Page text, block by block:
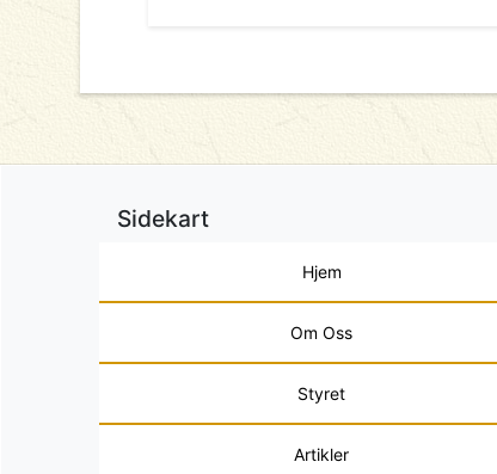
Sidekart
Hjem
Om Oss
Styret
Artikler